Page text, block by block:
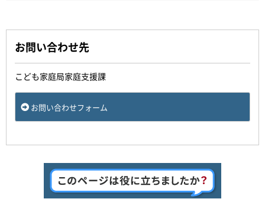
お問い合わせ先
こども家庭局家庭支援課
お問い合わせフォーム